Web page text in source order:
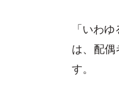
「いわ
は、配
す。